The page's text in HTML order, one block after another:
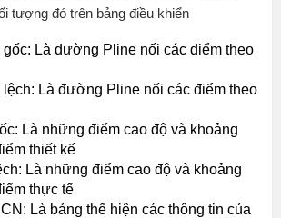
tượng đó trên bảng điều khiển
Là đường Pline nối các điểm theo
Là đường Pline nối các điểm theo
Là những điểm cao độ và khoảng
thiết kế
Là những điểm cao độ và khoảng
thực tế
Là bảng thể hiện các thông tin của